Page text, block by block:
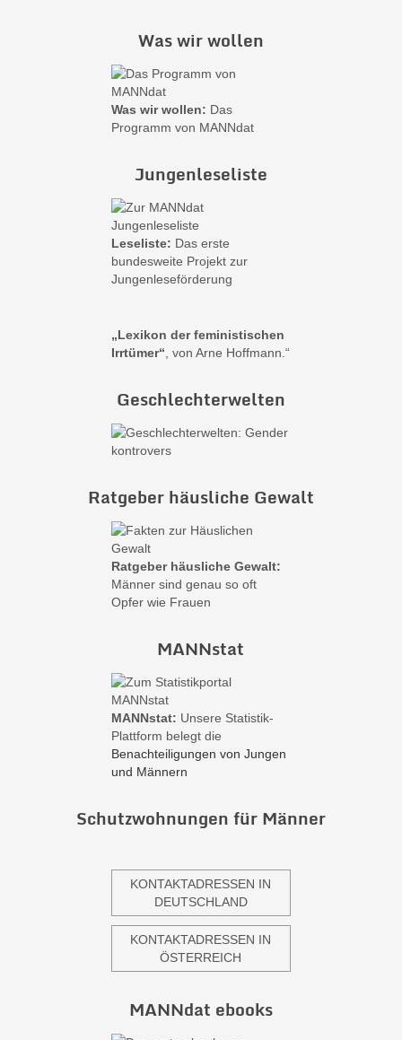
Was wir wollen
Was wir wollen: Das
Programm von MANNdat
Jungenleseliste
Leseliste: Das erste
bundesweite Projekt zur
Jungenleseförderung
„Lexikon der feministischen
Irrtümer“ , von Arne Hoffmann.“
Geschlechterwelten
Ratgeber häusliche Gewalt
Ratgeber häusliche Gewalt:
Männer sind genau so oft
Opfer wie Frauen
MANNstat
MANNstat: Unsere Statistik-
Plattform belegt die
Benachteiligungen von Jungen
und Männern
Schutzwohnungen für Männer
KONTAKTADRESSEN IN
DEUTSCHLAND
KONTAKTADRESSEN IN
ÖSTERREICH
MANNdat ebooks